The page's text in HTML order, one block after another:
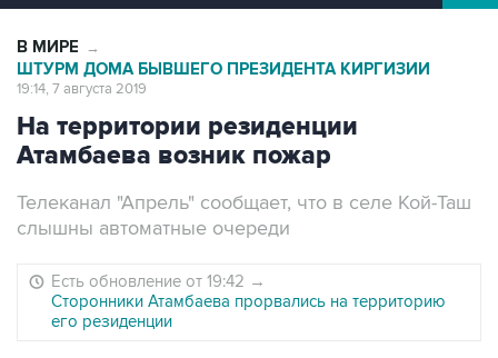
В МИРЕ →
ШТУРМ ДОМА БЫВШЕГО ПРЕЗИДЕНТА КИРГИЗИИ
19:14, 7 августа 2019
На территории резиденции
Атамбаева возник пожар
Телеканал "Апрель" сообщает, что в селе Кой-Таш
слышны автоматные очереди
Есть обновление от 19:42 →
Сторонники Атамбаева прорвались на территорию
его резиденции